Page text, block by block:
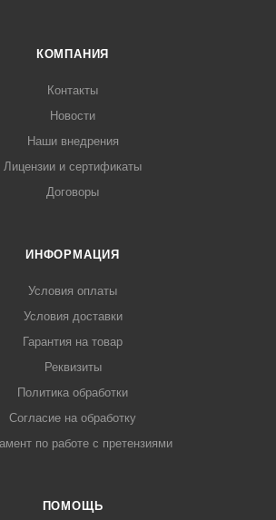
КОМПАНИЯ
Контакты
Новости
Наши внедрения
Лицензии и сертификаты
Договоры
ИНФОРМАЦИЯ
Условия оплаты
Условия доставки
Гарантия на товар
Реквизиты
Политика обработки
Согласие на обработку
по работе с претензиями
ПОМОЩЬ